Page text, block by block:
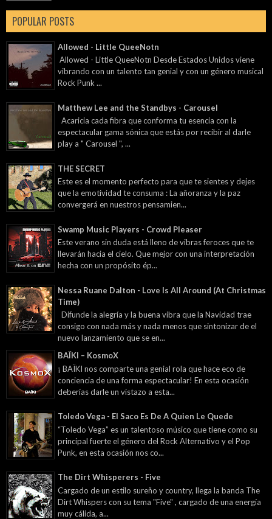
POPULAR POSTS
Allowed - Little QueeNotn
Allowed - Little QueeNotn Desde Estados Unidos viene
vibrando con un talento tan genial y con un género musical
Rock Punk ...
Matthew Lee and the Standbys - Carousel
Acaricia cada fibra que conforma tu esencia con la
espectacular gama sónica que estás por recibir al darle
play a " Carousel ", ...
THE SECRET
Este es el momento perfecto para que te sientes y dejes
que la emotividad te consuma : La añoranza y la paz
convergerá en nuestros pensamien...
Swamp Music Players - Crowd Pleaser
Este verano sin duda está lleno de vibras feroces que te
llevarán hacia el cielo. Que mejor con una interpretación
hecha con un propósito ép...
Nessa Ruane Dalton - Love Is All Around (At Christmas
Time)
Difunde la alegría y la buena vibra que la Navidad trae
consigo con nada más y nada menos que sintonizar de el
nuevo lanzamiento que se en...
BAÏKI – KosmoX
¡ BAÏKI nos comparte una genial rola que hace eco de
conciencia de una forma espectacular! En esta ocasión
deberías darle un vistazo a esta...
Toledo Vega - El Saco Es De A Quien Le Quede
“Toledo Vega” es un talentoso músico que tiene como su
principal fuerte el género del Rock Alternativo y el Pop
Punk, en esta ocasión nos co...
The Dirt Whisperers - Five
Cargado de un estilo sureño y country, llega la banda The
Dirt Whispers con su tema "Five" , cargado de una energía
muy cálida, a...